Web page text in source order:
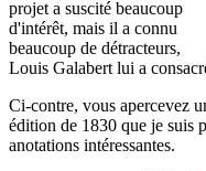
projet a suscité beaucoup
d'intérêt, mais il a connu
beaucoup de détracteurs,
Louis Galabert lui a
Ci-contre, vous apercevez
édition de 1830 que je suis
anotations intéressantes.